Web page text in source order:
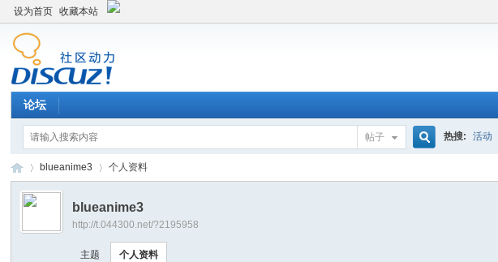
设为首页 收藏本站
论坛
帖子 热搜: 活动
›
blueanime3 个人资料
blueanime3
http://t.044300.net/?2195958
主题 个人资料